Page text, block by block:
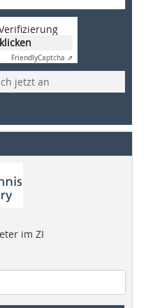
FriendlyCaptcha ⇗
jetzt an
im ZI